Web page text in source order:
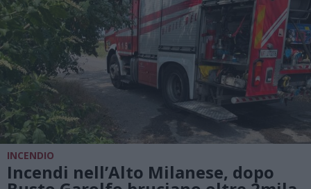
INCENDIO
Incendi nell’Alto Milanese, dopo